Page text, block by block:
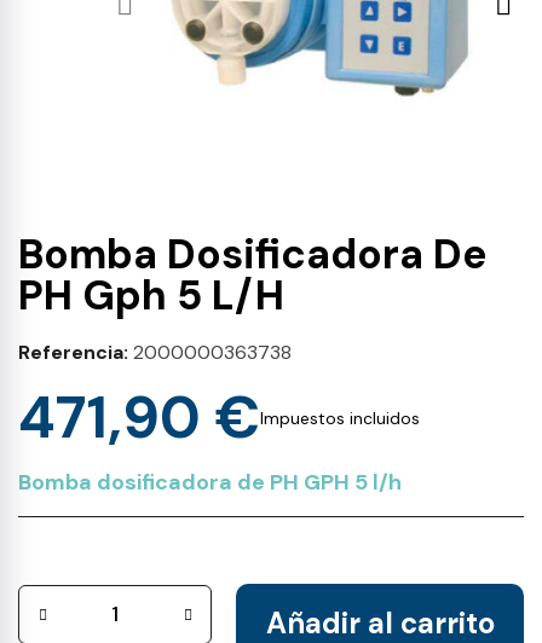
Bomba Dosificadora De
PH Gph 5 L/H
Referencia 2000000363738
471,90 €Impuestos incluidos
Bomba dosificadora de PH GPH 5 l/h
Añadir al carrito